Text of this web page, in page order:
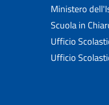
Ministero
Scuola in
Ufficio
Ufficio